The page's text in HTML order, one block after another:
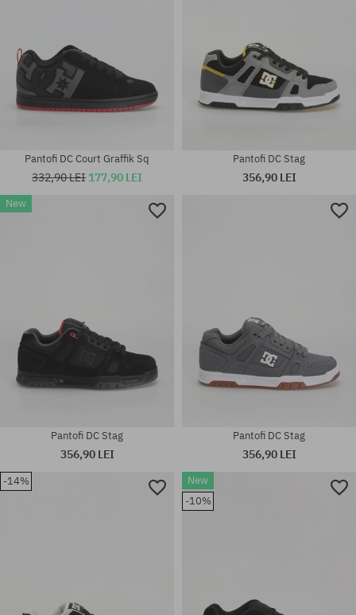
Pantofi DC Court Graffik Sq
332,90 LEI 177,90 LEI
Mărimi existente:
38; 38.5; 39; 40; 40.5; 41; 42;
Pantofi DC Stag
356,90 LEI
New
Pantofi DC Stag
356,90 LEI
Pantofi DC Stag
356,90 LEI
-14%
New
-10%